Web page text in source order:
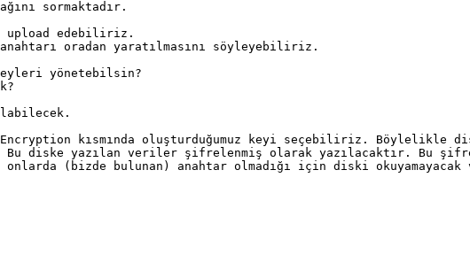
sormaktadır.
yönetebilsin?
Encryption kısmında oluşturduğumuz keyi seçebiliriz.
diske yazılan veriler şifrelenmiş olarak yazılacaktır. Bu